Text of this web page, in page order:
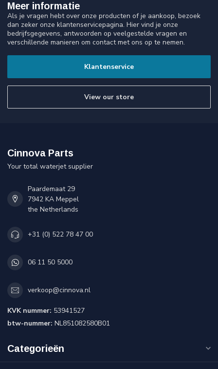
Meer informatie
Als je vragen hebt over onze producten of je aankoop, bezoek
dan zeker onze klantenservicepagina. Hier vind je onze
bedrijfsgegevens, antwoorden op veelgestelde vragen en
verschillende manieren om contact met ons op te nemen.
Klantenservice
View our store
Cinnova Parts
Your total waterjet supplier
Paardemaat 29
7942 KA Meppel
the Netherlands
+31 (0) 522 78 47 00
06 11 50 5000
verkoop@cinnova.nl
KVK nummer: 53941527
btw-nummer: NL851082580B01
Categorieën